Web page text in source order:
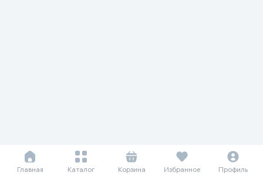
Главная Каталог Корзина Избранное Профиль